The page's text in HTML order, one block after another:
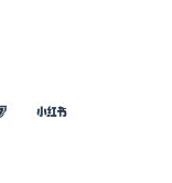
飞猪 小红书